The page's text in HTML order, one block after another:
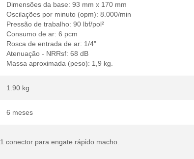
Dimensões da base: 93 mm x 170 mm
Oscilações por minuto (opm): 8.000/min
Pressão de trabalho: 90 lbf/pol²
Consumo de ar: 6 pcm
Rosca de entrada de ar: 1/4"
Atenuação - NRRsf: 68 dB
Massa aproximada (peso): 1,9 kg.
1.90 kg
6 meses
1 conector para engate rápido macho.